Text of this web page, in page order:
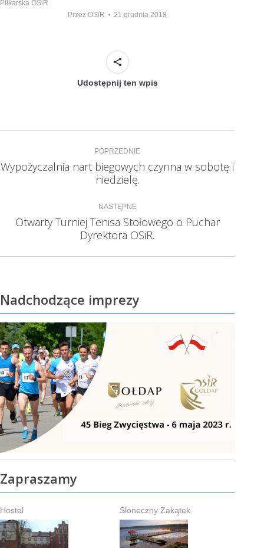
Piłkarska OSiR
Przez OSiR 21 grudnia 2018
Udostępnij ten wpis
Nawigacja
wpisów
POPRZEDNIE
Poprzedni
wpis:
Wypożyczalnia nart biegowych czynna w sobotę i
niedzielę.
NASTĘPNE
Następny
wpis:
Otwarty Turniej Tenisa Stołowego o Puchar
Dyrektora OSiR.
Nadchodzące imprezy
Zapraszamy
Hostel Słoneczny Zakątek